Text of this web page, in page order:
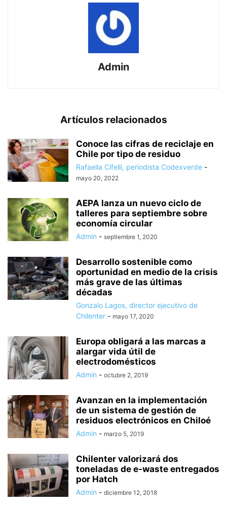
Admin
Artículos relacionados
Conoce las cifras de reciclaje en
Chile por tipo de residuo
Rafaella Cifelli, periodista Codexverde -
mayo 20, 2022
AEPA lanza un nuevo ciclo de
talleres para septiembre sobre
economía circular
Admin - septiembre 1, 2020
Desarrollo sostenible como
oportunidad en medio de la crisis
más grave de las últimas
décadas
Gonzalo Lagos, director ejecutivo de
Chilenter - mayo 17, 2020
Europa obligará a las marcas a
alargar vida útil de
electrodomésticos
Admin - octubre 2, 2019
Avanzan en la implementación
de un sistema de gestión de
residuos electrónicos en Chiloé
Admin - marzo 5, 2019
Chilenter valorizará dos
toneladas de e-waste entregados
por Hatch
Admin - diciembre 12, 2018